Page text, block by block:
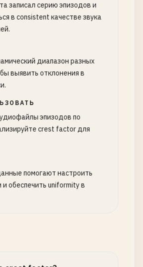
записал серию эпизодов и
в consistent качестве звука
диапазон разных
выявить отклонения в
эпизодов по
crest factor для
помогают настроить
и обеспечить uniformity в